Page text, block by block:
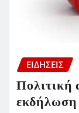
ΕΙΔΗΣΕΙΣ
Πολιτική
εκδήλωση